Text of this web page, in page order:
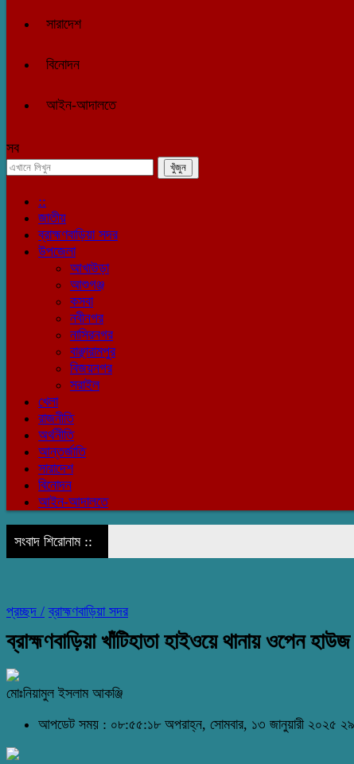
সারাদেশ
বিনোদন
আইন-আদালতে
সব
::
জাতীয়
ব্রাহ্মণবাড়িয়া সদর
উপজেলা
আখাউড়া
আশুগঞ্জ
কসবা
নবীনগর
নাসিরনগর
বাঞ্ছারামপুর
বিজয়নগর
সরাইল
খেলা
রাজনীতি
অর্থনীতি
আন্তর্জাতি
সারাদেশ
বিনোদন
আইন-আদালতে
সংবাদ শিরোনাম ::
প্রচ্ছদ / ব্রাহ্মণবাড়িয়া সদর
ব্রাহ্মণবাড়িয়া খাঁটিহাতা হাইওয়ে থানায় ওপেন
মোঃনিয়ামুল ইসলাম আকঞ্জি
আপডেট সময় : ০৮:৫৫:১৮ অপরাহ্ন, সোমবার, ১৩ জানুয়ারী ২০২৫